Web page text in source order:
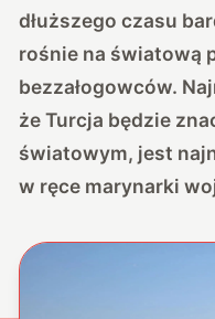
dłuższego czasu
rośnie na światową
bezzałogowców.
że Turcja będzie
światowym, jest
w ręce marynarki